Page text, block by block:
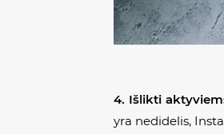
4. Išlikti
yra nedidelis,